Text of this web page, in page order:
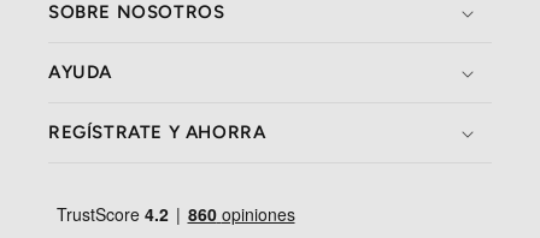
SOBRE NOSOTROS
AYUDA
REGÍSTRATE Y AHORRA